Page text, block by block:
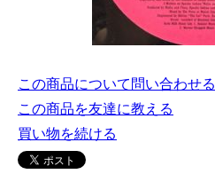
この商品について問い合わせる
この商品を友達に教える
買い物を続ける